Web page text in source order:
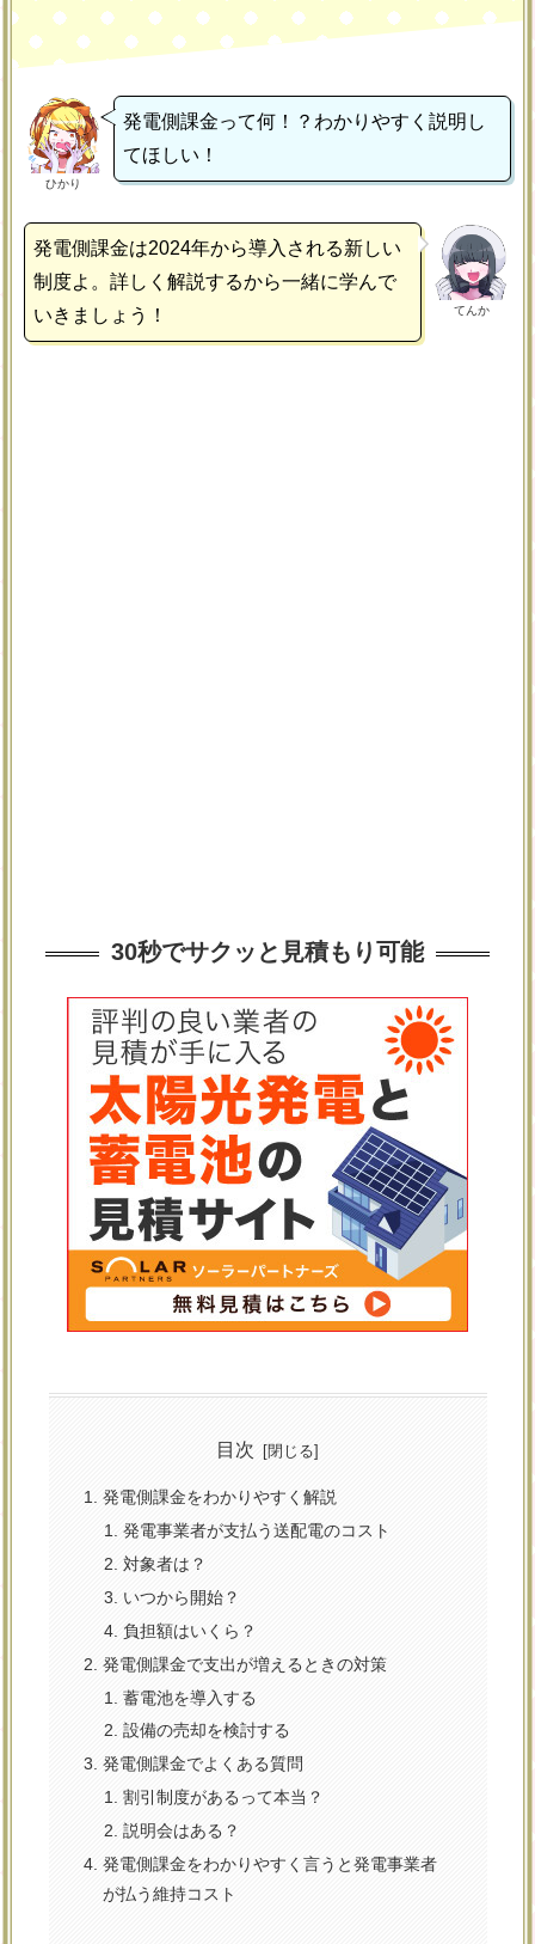
ひかり
発電側課金って何！？わかりやすく説明し
てほしい！
てんか
発電側課金は2024年から導入される新しい
制度よ。詳しく解説するから一緒に学んで
いきましょう！
30秒でサクッと見積もり可能
目次
発電側課金をわかりやすく解説
発電事業者が支払う送配電のコスト
対象者は？
いつから開始？
負担額はいくら？
発電側課金で支出が増えるときの対策
蓄電池を導入する
設備の売却を検討する
発電側課金でよくある質問
割引制度があるって本当？
説明会はある？
発電側課金をわかりやすく言うと発電事業者
が払う維持コスト